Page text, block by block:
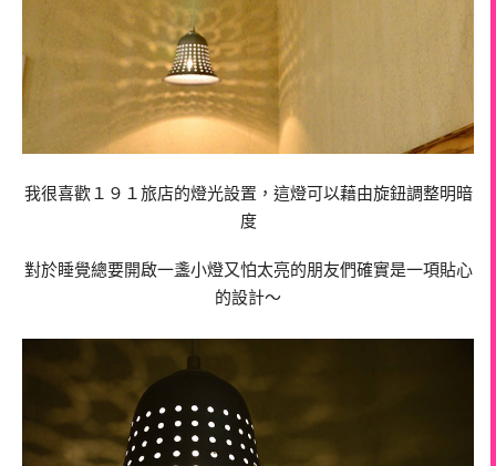
我很喜歡１９１旅店的燈光設置，這燈可以藉由旋鈕調整明暗
度
對於睡覺總要開啟一盞小燈又怕太亮的朋友們確實是一項貼心
的設計～